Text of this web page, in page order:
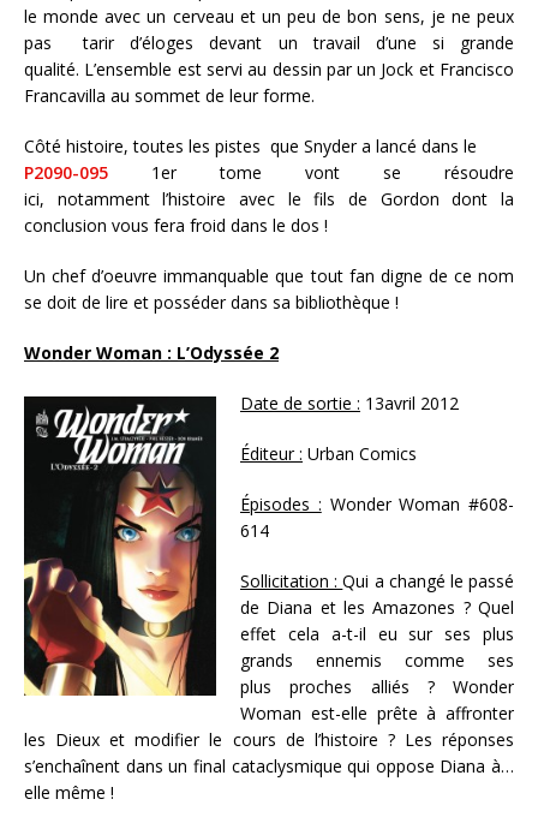
le monde avec un cerveau et un peu de bon sens, je ne peux
pas tarir d’éloges devant un travail d’une si grande
qualité. L’ensemble est servi au dessin par un Jock et Francisco
Francavilla au sommet de leur forme.
Côté histoire, toutes les pistes que Snyder a lancé dans le
P2090-095 1er tome vont se résoudre
ici, notamment l’histoire avec le fils de Gordon dont la
conclusion vous fera froid dans le dos !
Un chef d’oeuvre immanquable que tout fan digne de ce nom
se doit de lire et posséder dans sa bibliothèque !
Wonder Woman : L’Odyssée 2
Date de sortie : 13avril 2012
Éditeur : Urban Comics
Épisodes : Wonder Woman #608-
614
Sollicitation :Qui a changé le passé
de Diana et les Amazones ? Quel
effet cela a-t-il eu sur ses plus
grands ennemis comme ses
plus proches alliés ? Wonder
Woman est-elle prête à affronter
les Dieux et modifier le cours de l’histoire ? Les réponses
s’enchaînent dans un final cataclysmique qui oppose Diana à…
elle même !